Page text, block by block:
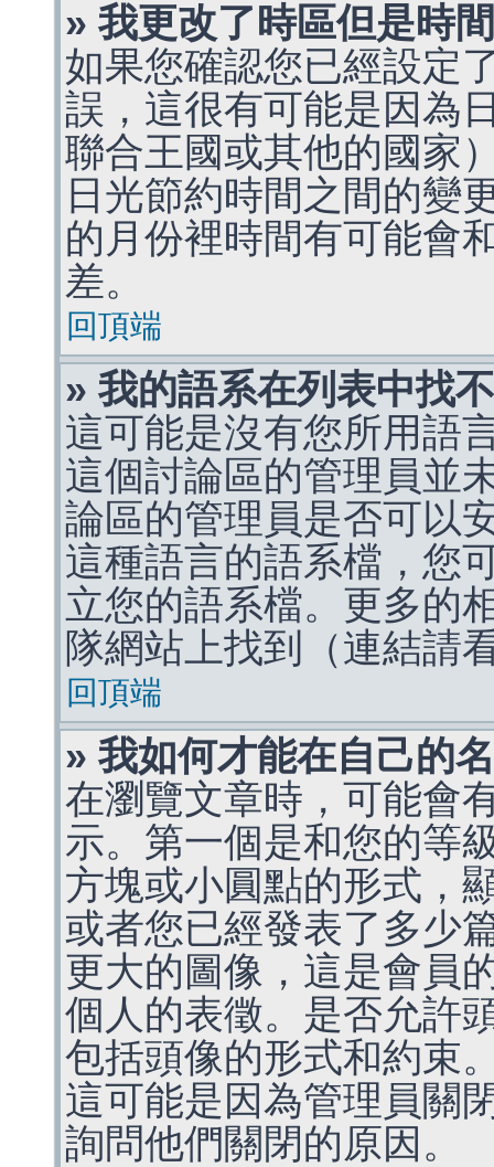
» 我更改了時區但是時
如果您確認您已經設定
誤，這很有可能是因為
聯合王國或其他的國家
日光節約時間之間的變
的月份裡時間有可能會
差。
回頂端
» 我的語系在列表中找
這可能是沒有您所用語
這個討論區的管理員並
論區的管理員是否可以
這種語言的語系檔，您
立您的語系檔。更多的
隊網站上找到（連結請
回頂端
» 我如何才能在自己的
在瀏覽文章時，可能會
示。第一個是和您的等
方塊或小圓點的形式，
或者您已經發表了多少
更大的圖像，這是會員
個人的表徵。是否允許
包括頭像的形式和約束
這可能是因為管理員關
詢問他們關閉的原因。